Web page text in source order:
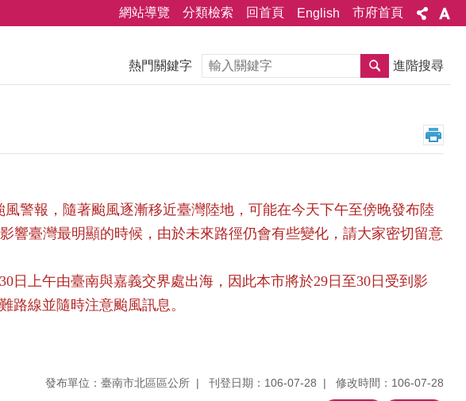
網站導覽 分類檢索 回首頁 English 市府首頁
熱門關鍵字 搜尋 進階搜尋
警報，隨著颱風逐漸移近臺灣陸地，可能在今天下午至傍晚發布陸
響臺灣最明顯的時候，由於未來路徑仍會有些變化，請大家密切留意
日上午由臺南與嘉義交界處出海，因此本市將於29日至30日受到影
路線並隨時注意颱風訊息。
發布單位：臺南市北區區公所 刊登日期：106-07-28 修改時間：106-07-28